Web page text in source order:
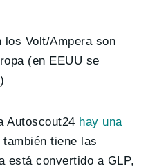
los Volt/Ampera son
(en EEUU se
Autoscout24 hay una
también tiene las
está convertido a GLP,